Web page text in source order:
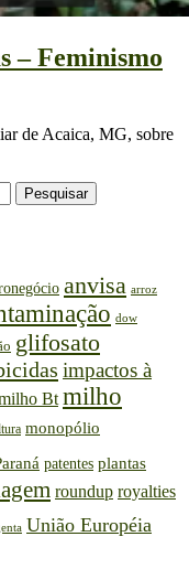
– Feminismo
de Acaica, MG, sobre
anvisa arroz
dow
glifosato
impactos à
Bt milho
monopólio
patentes plantas
roundup royalties
União Européia